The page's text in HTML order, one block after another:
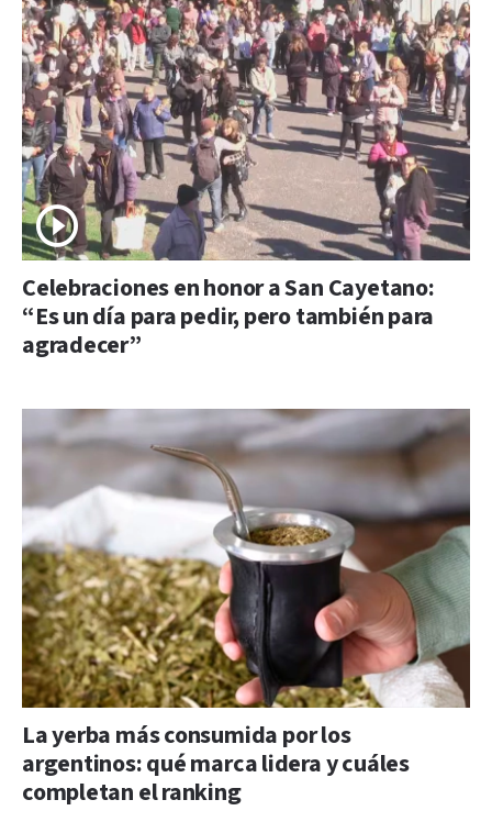
Celebraciones en honor a San Cayetano:
“Es un día para pedir, pero también para
agradecer”
La yerba más consumida por los
argentinos: qué marca lidera y cuáles
completan el ranking